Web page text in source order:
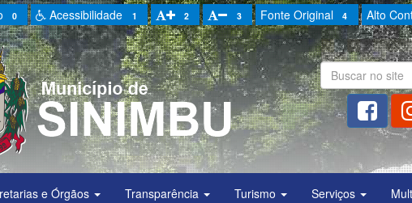
0 Acessibilidade 1 2 3 Fonte Original 4 Alto
e Órgãos Transparência Turismo Serviços